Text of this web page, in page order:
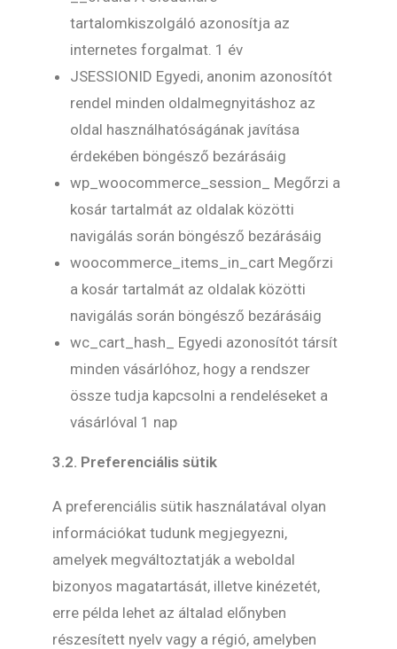
tartalomkiszolgáló azonosítja az
internetes forgalmat. 1 év
JSESSIONID Egyedi, anonim azonosítót
rendel minden oldalmegnyitáshoz az
oldal használhatóságának javítása
érdekében böngésző bezárásáig
wp_woocommerce_session_ Megőrzi a
kosár tartalmát az oldalak közötti
navigálás során böngésző bezárásáig
woocommerce_items_in_cart Megőrzi
a kosár tartalmát az oldalak közötti
navigálás során böngésző bezárásáig
wc_cart_hash_ Egyedi azonosítót társít
minden vásárlóhoz, hogy a rendszer
össze tudja kapcsolni a rendeléseket a
vásárlóval 1 nap
3.2. Preferenciális sütik
A preferenciális sütik használatával olyan
információkat tudunk megjegyezni,
amelyek megváltoztatják a weboldal
bizonyos magatartását, illetve kinézetét,
erre példa lehet az általad előnyben
részesített nyelv vagy a régió, amelyben